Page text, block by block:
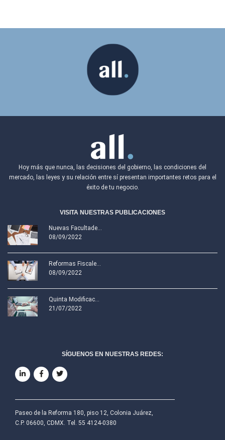
Hoy más que nunca, las decisiones del gobierno, las condiciones del
mercado, las leyes y su relación entre sí presentan importantes retos para el
éxito de tu negocio.
VISITA NUESTRAS PUBLICACIONES
Nuevas Facultade...
08/09/2022
Reformas Fiscale...
08/09/2022
Quinta Modificac...
21/07/2022
SÍGUENOS EN NUESTRAS REDES:
Paseo de la Reforma 180, piso 12, Colonia Juárez,
C.P. 06600, CDMX. Tel. 55 4124-0380